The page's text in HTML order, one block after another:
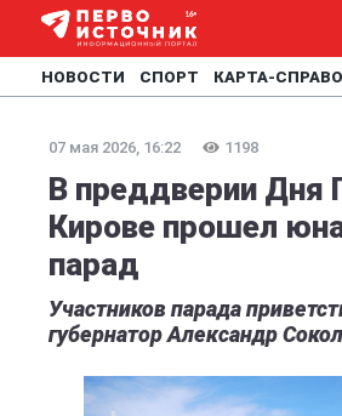
НОВОСТИ СПОРТ КАРТА-
07 мая 2026, 16:22 1198
В преддверии Дня
Кирове прошел
парад
Участников парада
губернатор Александр